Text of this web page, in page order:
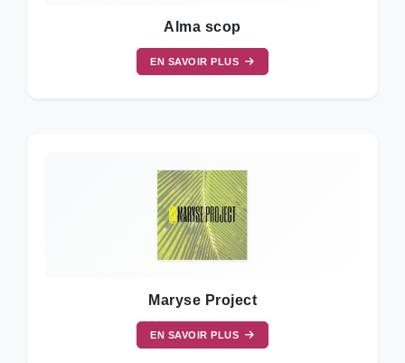
Alma scop
EN SAVOIR PLUS
Maryse Project
EN SAVOIR PLUS